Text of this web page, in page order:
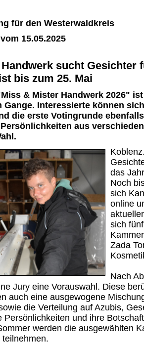
für den Westerwaldkreis
15.05.2025
sucht Gesichter
bis zum 25. Mai
& Mister Handwerk 2026"
Gange. Interessierte können
die erste Votingrunde
aus
das
Noch
sich
online
sich
Zada
Nach
Jury eine Vorauswahl. Diese
auch eine ausgewogene
die Verteilung auf Azubis,
Persönlichkeiten und ihre
werden die ausgewählten